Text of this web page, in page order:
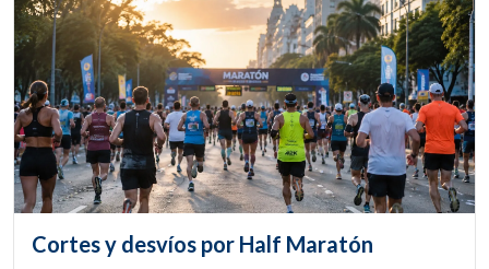
Cortes y desvíos por Half Maratón